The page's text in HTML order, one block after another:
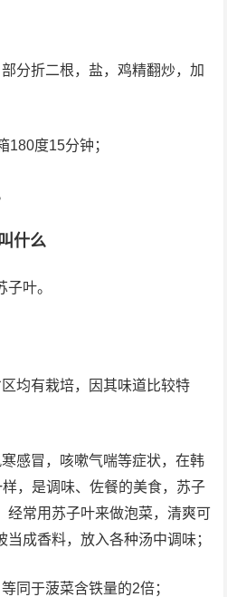
分折二根，盐，鸡精翻炒，加
180度15分钟；
什么
叶。
均有栽培，因其味道比较特
感冒，咳嗽气喘等症状，在韩
样，是调味、佐餐的美食，苏子
经常用苏子叶来做泡菜，清爽可
成香料，放入各种汤中调味；
同于菠菜含铁量的2倍；